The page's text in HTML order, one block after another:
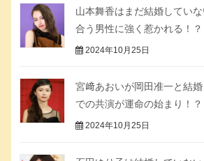
山本舞香はまだ結婚してい
合う男性に強く惹かれる！？
2024年10月25日
宮﨑あおいが岡田准一と結婚
での共演が運命の始まり！？
2024年10月25日